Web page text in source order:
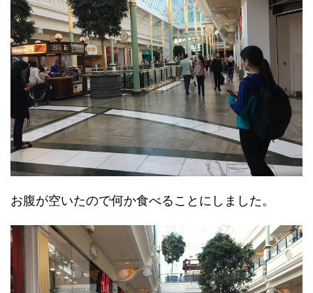
お腹が空いたので何か食べることにしました。